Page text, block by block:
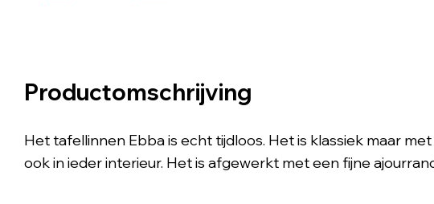
Productomschrijving
Het tafellinnen Ebba is echt tijdloos. Het is klassiek maar
ook in ieder interieur. Het is afgewerkt met een fijne